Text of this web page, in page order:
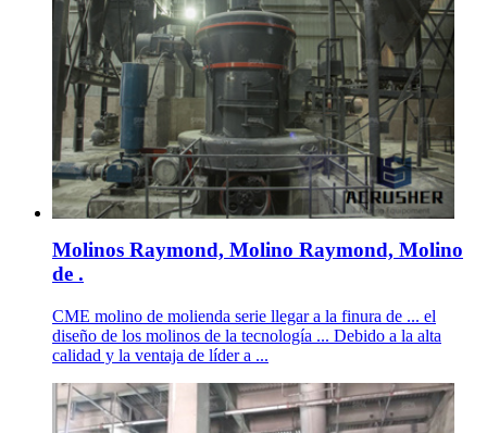
Molinos Raymond, Molino Raymond, Molino
de .
CME molino de molienda serie llegar a la finura de ... el
diseño de los molinos de la tecnología ... Debido a la alta
calidad y la ventaja de líder a ...